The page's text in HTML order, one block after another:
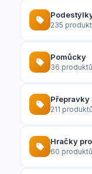
235
Pomůcky
36 produktů
Přepravky
211
Hračky
60 produktů